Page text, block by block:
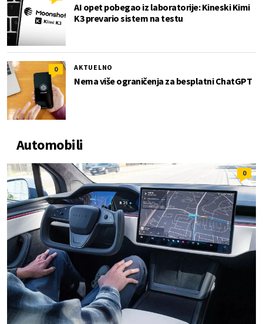
AI opet pobegao iz laboratorije: Kineski Kimi
K3 prevario sistem na testu
0 AKTUELNO
Nema više ograničenja za besplatni ChatGPT
Automobili
0